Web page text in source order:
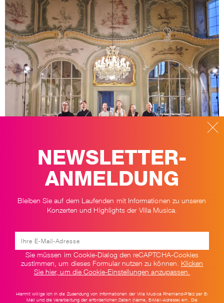
prachtvolle Dianasaal im Herzen von Schloss Engers.
ZURÜCK ZUR ÜBERSICHT
NEWSLETTER-
ANMELDUNG
Bleiben Sie auf dem Laufenden mit Informationen zu unseren
Konzerten und Highlights der Villa Musica.
Sie müssen im Cookie-Dialog den reCAPTCHA-Cookies
zustimmen, um dieses Formular nutzen zu können. Klicken
Sie hier, um die Cookie-Einstellungen anzupassen.
Hiermit willige ich in die Zusendung von Informationen der Villa Musica Rheinland-Pfalz per E-
Mail und die Verarbeitung der erforderlichen Daten (Name, E-Mail-Adresse) ein. Die